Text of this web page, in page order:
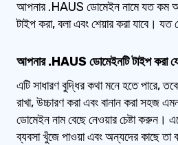
আপনার .HAUS ডোমেইন নামে যত কম
টাইপ করা, বলা এবং শেয়ার করা যাবে।
আপনার .HAUS ডোমেইনটি টাইপ করা
এটি সাধারণ বুদ্ধির কথা মনে হতে পারে,
রাখা, উচ্চারণ করা এবং বানান করা সহজ
ডোমেইন নাম বেছে নেওয়ার চেষ্টা করুন।
ব্যবসা খুঁজে পাওয়া এবং অন্যদের কাছে